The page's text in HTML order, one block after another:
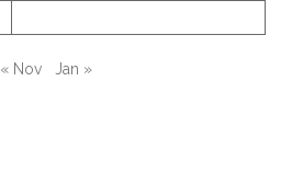
« Nov Jan »